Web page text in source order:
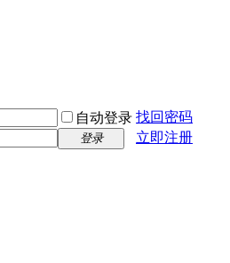
自动登录 找回密码
登录 立即注册